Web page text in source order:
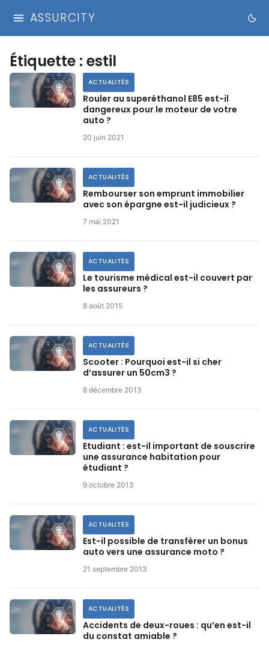
ASSURCITY
Étiquette : estil
ACTUALITÉS
Rouler au superéthanol E85 est-il
dangereux pour le moteur de votre
auto ?
20 juin 2021
ACTUALITÉS
Rembourser son emprunt immobilier
avec son épargne est-il judicieux ?
7 mai 2021
ACTUALITÉS
Le tourisme médical est-il couvert par
les assureurs ?
8 août 2015
ACTUALITÉS
Scooter : Pourquoi est-il si cher
d’assurer un 50cm3 ?
8 décembre 2013
ACTUALITÉS
Etudiant : est-il important de souscrire
une assurance habitation pour
étudiant ?
9 octobre 2013
ACTUALITÉS
Est-il possible de transférer un bonus
auto vers une assurance moto ?
21 septembre 2013
ACTUALITÉS
Accidents de deux-roues : qu’en est-il
du constat amiable ?